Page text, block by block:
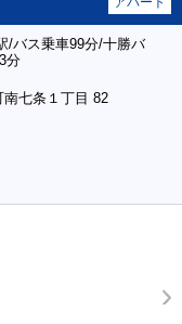
/バス乗車99分/十勝バ
分
七条１丁目 82